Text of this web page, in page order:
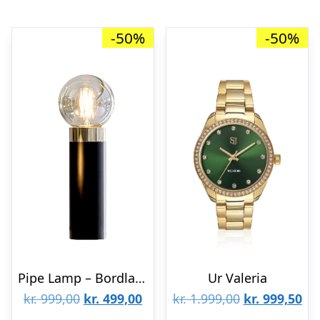
-50%
Pipe Lamp – Bordlampe Sort inkl. Globepære
kr.999,00 Den
kr. 499,00Den
-50%
Ur Valeria
kr.1.999,00 Den
kr. 999,50